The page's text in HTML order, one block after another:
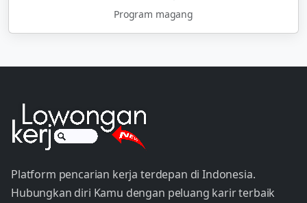
Program magang
Platform pencarian kerja terdepan di Indonesia.
Hubungkan diri Kamu dengan peluang karir terbaik